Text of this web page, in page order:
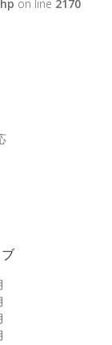
on line 2170